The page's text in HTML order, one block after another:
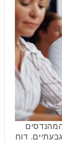
דוח